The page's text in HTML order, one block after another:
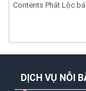
Contents Phát Lộc
DỊCH VỤ NỖI